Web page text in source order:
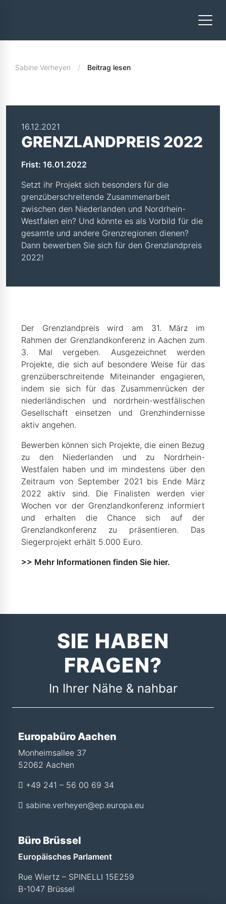
Sabine Verheyen Beitrag lesen
16.12.2021
GRENZLANDPREIS 2022
Frist: 16.01.2022
Setzt ihr Projekt sich besonders für die
grenzüberschreitende Zusammenarbeit
zwischen den Niederlanden und Nordrhein-
Westfalen ein? Und könnte es als Vorbild für die
gesamte und andere Grenzregionen dienen?
Dann bewerben Sie sich für den Grenzlandpreis
2022!
Der Grenzlandpreis wird am 31. März im
Rahmen der Grenzlandkonferenz in Aachen zum
3. Mal vergeben. Ausgezeichnet werden
Projekte, die sich auf besondere Weise für das
grenzüberschreitende Miteinander engagieren,
indem sie sich für das Zusammenrücken der
niederländischen und nordrhein-westfälischen
Gesellschaft einsetzen und Grenzhindernisse
aktiv angehen.
Bewerben können sich Projekte, die einen Bezug
zu den Niederlanden und zu Nordrhein-
Westfalen haben und im mindestens über den
Zeitraum von September 2021 bis Ende März
2022 aktiv sind. Die Finalisten werden vier
Wochen vor der Grenzlandkonferenz informiert
und erhalten die Chance sich auf der
Grenzlandkonferenz zu präsentieren. Das
Siegerprojekt erhält 5.000 Euro.
>> Mehr Informationen finden Sie hier.
SIE HABEN
FRAGEN?
In Ihrer Nähe & nahbar
Europabüro Aachen
Monheimsallee 37
52062 Aachen
+49 241 – 56 00 69 34
sabine.verheyen@ep.europa.eu
Büro Brüssel
Europäisches Parlament
Rue Wiertz – SPINELLI 15E259
B-1047 Brüssel